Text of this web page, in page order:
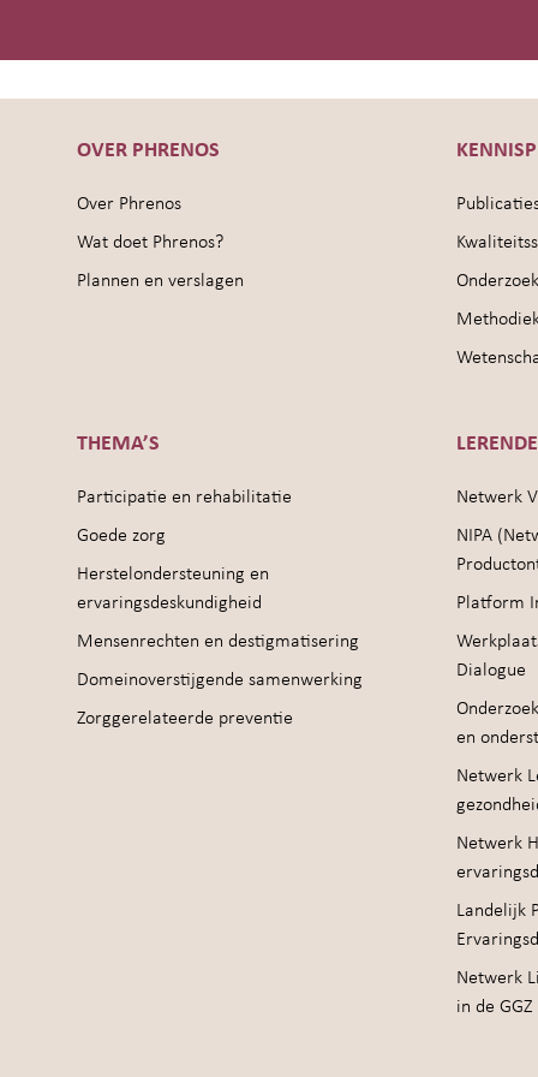
OVER PHRENOS
Over Phrenos
Wat doet Phrenos?
Plannen en verslagen
THEMA’S
Participatie en rehabilitatie
Goede zorg
Herstelondersteuning en
ervaringsdeskundigheid
Mensenrechten en destigmatisering
Domeinoverstijgende samenwerking
Zorggerelateerde preventie
Netwerk
NIPA
Platform
Dialogue
en
Netwerk
Netwerk
Landelijk
Netwerk
in de GGZ